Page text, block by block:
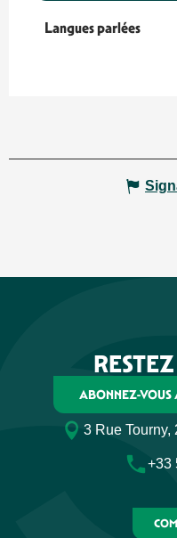
Langues parlées
Langues parlées
ABONNEZ-VOUS
3 Rue Tourny,
+33